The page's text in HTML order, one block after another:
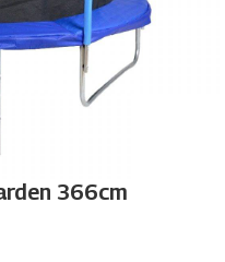
366cm